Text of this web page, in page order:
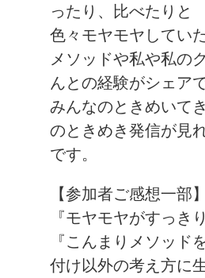
ったり、比べたりと
色々モヤモヤしてい
メソッドや私や私の
んとの経験がシェア
みんなのときめいて
のときめき発信が見
です。
【参加者ご感想一部】
『モヤモヤがすっき
『こんまりメソッド
付け以外の考え方に